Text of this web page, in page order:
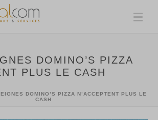
DOMINO’S PIZZA
PLUS LE CASH
DOMINO’S PIZZA N’ACCEPTENT PLUS LE
CASH